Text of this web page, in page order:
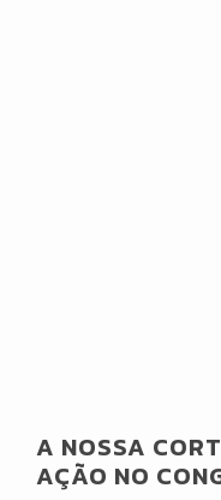
A NOSSA
AÇÃO NO